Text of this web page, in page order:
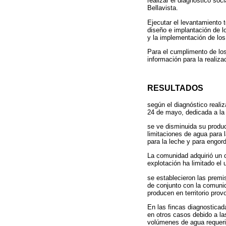
Bellavista.
Ejecutar el levantamiento
diseño e implantación de
y la implementación de
Para el cumplimento de
información para la
RESULTADOS
según el diagnóstico
24 de mayo, dedicada a
se ve disminuida su
limitaciones de agua
para la leche y para
La comunidad adquirió
explotación ha limitado el
se establecieron las
de conjunto con la
producen en territorio
En las fincas
en otros casos debido a
volúmenes de agua